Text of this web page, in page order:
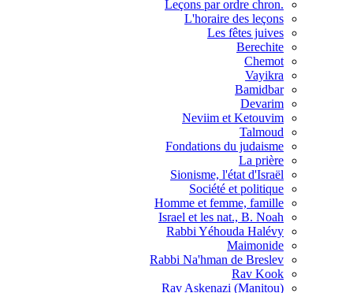
.Leçons par ordre chron
L'horaire des leçons
Les fêtes juives
Berechite
Chemot
Vayikra
Bamidbar
Devarim
Neviim et Ketouvim
Talmoud
Fondations du judaisme
La prière
Sionisme, l'état d'Israël
Société et politique
Homme et femme, famille
Israel et les nat., B. Noah
Rabbi Yéhouda Halévy
Maimonide
Rabbi Na'hman de Breslev
Rav Kook
(Rav Askenazi (Manitou